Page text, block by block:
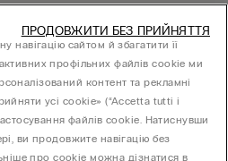
навігацію сайтом й збагатити її
профільних файлів cookie ми
контент та рекламні
усі cookie» (“Accetta tutti i
файлів cookie. Натиснувши
ви продовжите навігацію без
про cookie можна дізнатися в
ПРОДОВЖИТИ БЕЗ ПРИЙНЯТТЯ